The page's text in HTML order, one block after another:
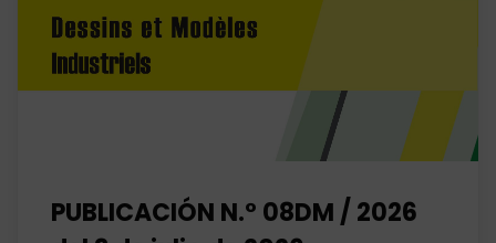
PUBLICACIÓN N.° 08DM / 2026